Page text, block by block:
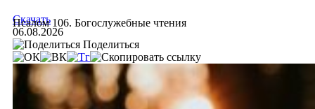
Псалом 106. Богослужебные чтения
Скачать
06.08.2026
Поделиться